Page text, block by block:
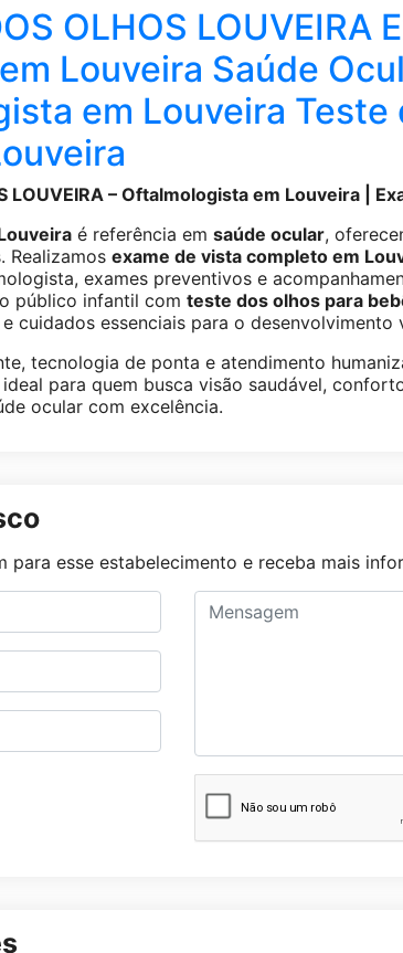
OLHOS LOUVEIRA
Louveira Saúde
em Louveira Teste
LOUVEIRA – Oftalmologista em Louveira |
é referência em saúde ocular,
Realizamos exame de vista completo em
exames preventivos e
público infantil com teste dos olhos para
cuidados essenciais para o desenvolvimento
tecnologia de ponta e atendimento
para quem busca visão saudável,
ocular com excelência.
para esse estabelecimento e receba mais